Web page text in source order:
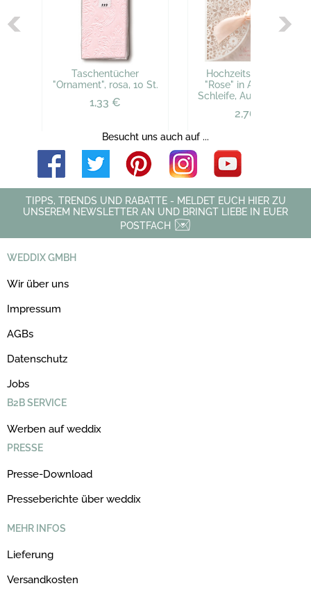
Taschentücher
"Ornament", rosa, 10 St.
1,33 €
Hochzeitseinladung
"Rose" in Apricot mit
Schleife, Aufklappkarte
2,76 €
Besucht uns auch auf ...
TIPPS, TRENDS UND RABATTE - MELDET EUCH HIER ZU
UNSEREM NEWSLETTER AN UND BRINGT LIEBE IN EUER
POSTFACH
WEDDIX GMBH
Wir über uns
Impressum
AGBs
Datenschutz
Jobs
B2B SERVICE
Werben auf weddix
PRESSE
Presse-Download
Presseberichte über weddix
MEHR INFOS
Lieferung
Versandkosten